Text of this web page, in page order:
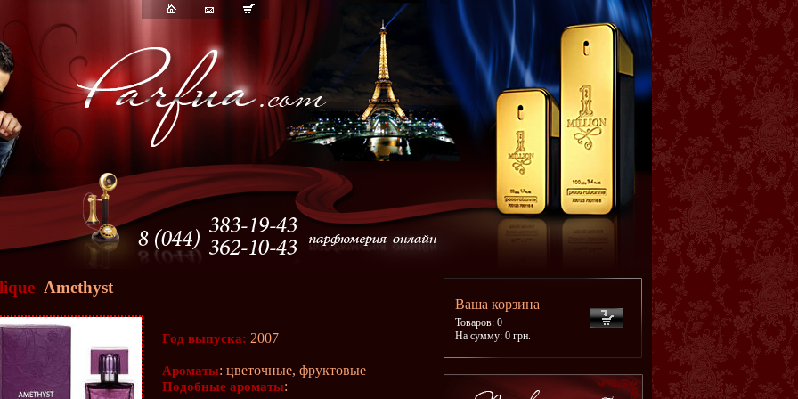
Amethyst
Год выпуска: 2007
Ароматы: цветочные, фруктовые
Подобные ароматы:
Ваша корзина
Товаров: 0
На сумму: 0 грн.